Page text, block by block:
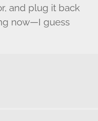
and plug it back
now—I guess